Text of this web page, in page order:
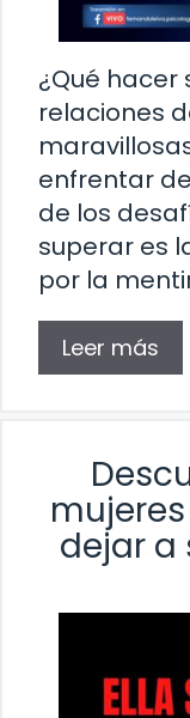
¿Qué hacer
relaciones
enfrentar
de los
superar es
por la
Leer más
dejar a